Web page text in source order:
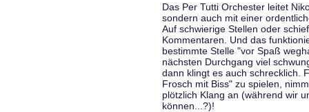
Das Per Tutti Orchester leitet
sondern auch mit einer
Auf schwierige Stellen oder
Kommentaren. Und das
bestimmte Stelle "vor Spaß
nächsten Durchgang viel
dann klingt es auch schrecklich.
Frosch mit Biss" zu spielen,
plötzlich Klang an (während wir
können...?)!